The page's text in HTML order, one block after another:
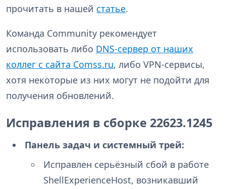
прочитать в нашей статье.
Команда Community рекомендует
использовать либо DNS-сервер от наших
коллег с сайта Comss.ru, либо VPN-сервисы,
хотя некоторые из них могут не подойти для
получения обновлений.
Исправления в сборке 22623.1245
Панель задач и системный трей:
Исправлен серьёзный сбой в работе
ShellExperienceHost, возникавший